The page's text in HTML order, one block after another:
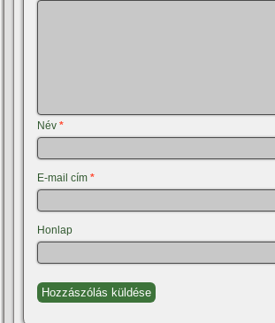
Név*
E-mail cím*
Honlap